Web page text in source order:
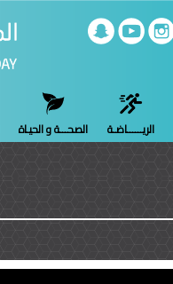
الريــــــاضـة الصحـــة و الحيـاة